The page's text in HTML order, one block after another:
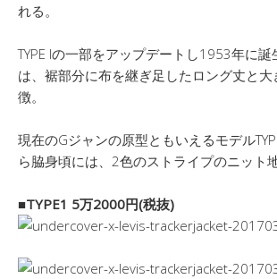
れる。
TYPE Iの一部をアップデートし1953年に誕
は、裾部分に布を継ぎ足したロング丈と
徴。
現在のGジャンの原型ともいえるモデル
ら脇身頃には、2色のストライプのニット
■TYPE1 5万2000円(税抜)